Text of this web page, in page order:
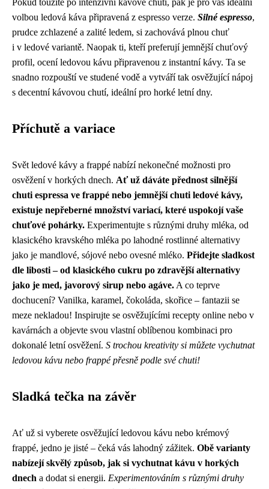
Pokud toužíte po intenzivní kávové chuti, pak je pro vás ideální
volbou ledová káva připravená z espresso verze. Silné espresso,
prudce zchlazené a zalité ledem, si zachovává plnou chuť
i v ledové variantě. Naopak ti, kteří preferují jemnější chuťový
profil, ocení ledovou kávu připravenou z instantní kávy. Ta se
snadno rozpouští ve studené vodě a vytváří tak osvěžující nápoj
s decentní kávovou chutí, ideální pro horké letní dny.
Příchutě a variace
Svět ledové kávy a frappé nabízí nekonečné možnosti pro
osvěžení v horkých dnech. Ať už dáváte přednost silnější
chuti espressa ve frappé nebo jemnější chuti ledové kávy,
existuje nepřeberné množství variací, které uspokojí vaše
chuťové pohárky. Experimentujte s různými druhy mléka, od
klasického kravského mléka po lahodné rostlinné alternativy
jako je mandlové, sójové nebo ovesné mléko. Přidejte sladkost
dle libosti – od klasického cukru po zdravější alternativy
jako je med, javorový sirup nebo agáve. A co teprve
dochucení? Vanilka, karamel, čokoláda, skořice – fantazii se
meze nekladou! Inspirujte se osvěžujícími recepty online nebo v
kavárnách a objevte svou vlastní oblíbenou kombinaci pro
dokonalé letní osvěžení. S trochou kreativity si můžete vychutnat
ledovou kávu nebo frappé přesně podle své chuti!
Sladká tečka na závěr
Ať už si vyberete osvěžující ledovou kávu nebo krémový
frappé, jedno je jisté – čeká vás lahodný zážitek. Obě varianty
nabízejí skvělý způsob, jak si vychutnat kávu v horkých
dnech a dodat si energii. Experimentováním s různými druhy